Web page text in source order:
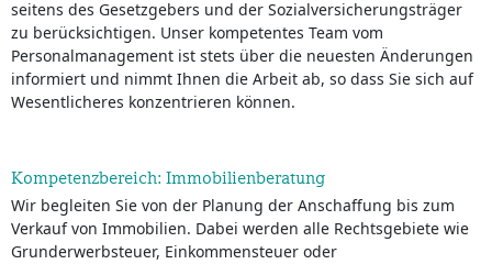
seitens des Gesetzgebers und der Sozialversicherungsträger
zu berücksichtigen. Unser kompetentes Team vom
Personalmanagement ist stets über die neuesten Änderungen
informiert und nimmt Ihnen die Arbeit ab, so dass Sie sich auf
Wesentlicheres konzentrieren können.
Kompetenzbereich: Immobilienberatung
Wir begleiten Sie von der Planung der Anschaffung bis zum
Verkauf von Immobilien. Dabei werden alle Rechtsgebiete wie
Grunderwerbsteuer, Einkommensteuer oder